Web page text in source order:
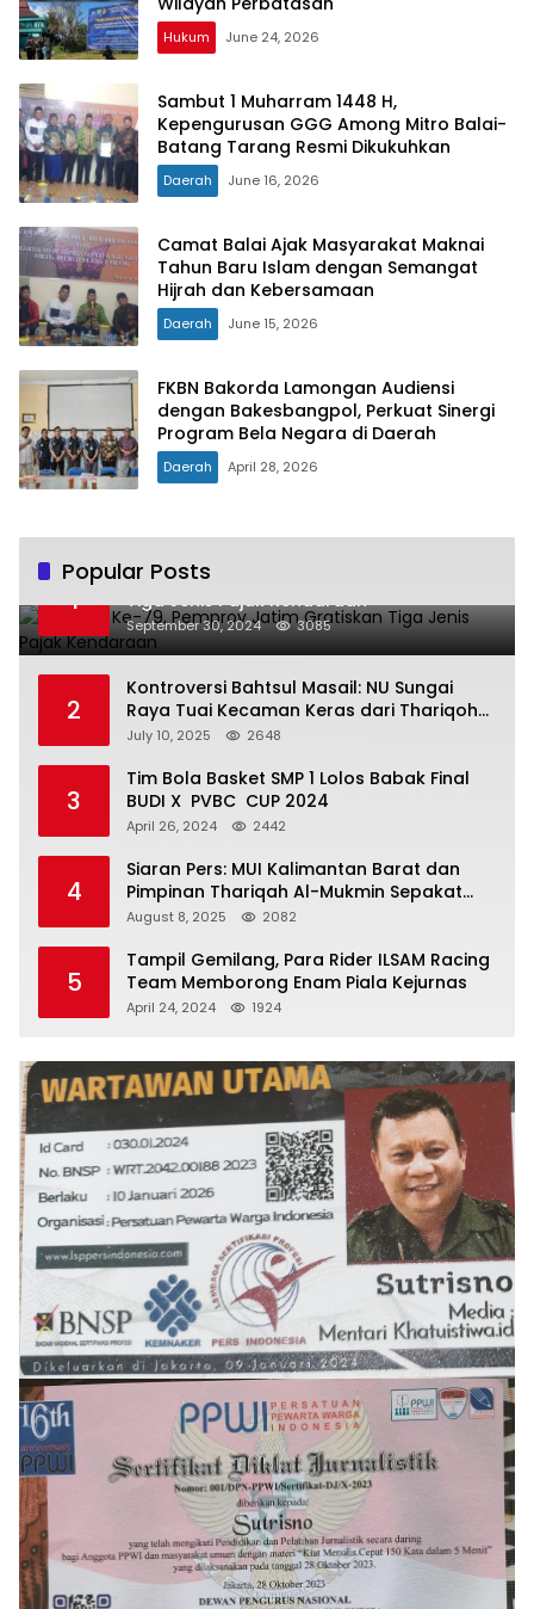
Hukum June 24, 2026
Sambut 1 Muharram 1448 H,
Kepengurusan GGG Among Mitro Balai-
Batang Tarang Resmi Dikukuhkan
Daerah June 16, 2026
Camat Balai Ajak Masyarakat Maknai
Tahun Baru Islam dengan Semangat
Hijrah dan Kebersamaan
Daerah June 15, 2026
FKBN Bakorda Lamongan Audiensi
dengan Bakesbangpol, Perkuat Sinergi
Program Bela Negara di Daerah
Daerah April 28, 2026
Popular Posts
1
Hari Jadi Ke-79, Pemprov Jatim Gratiskan
Tiga Jenis Pajak Kendaraan
September 30, 2024 3085
2
Kontroversi Bahtsul Masail: NU Sungai
Raya Tuai Kecaman Keras dari Thariqoh
Al Mu’min
July 10, 2025 2648
3
Tim Bola Basket SMP 1 Lolos Babak Final
BUDI X PVBC CUP 2024
April 26, 2024 2442
4
Siaran Pers: MUI Kalimantan Barat dan
Pimpinan Thariqah Al-Mukmin Sepakat
Jaga Umat
August 8, 2025 2082
5
Tampil Gemilang, Para Rider ILSAM Racing
Team Memborong Enam Piala Kejurnas
April 24, 2024 1924